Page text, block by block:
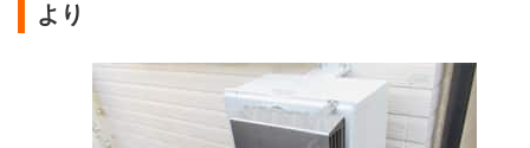
より